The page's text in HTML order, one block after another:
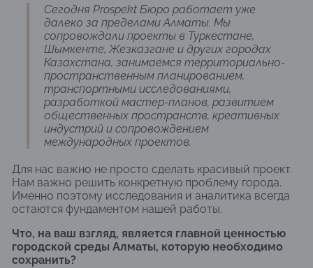
Сегодня Prospekt Бюро работает уже
далеко за пределами Алматы. Мы
сопровождали проекты в Туркестане,
Шымкенте, Жезказгане и других городах
Казахстана, занимаемся территориально-
пространственным планированием,
транспортными исследованиями,
разработкой мастер-планов, развитием
общественных пространств, креативных
индустрий и сопровождением
международных проектов.
Для нас важно не просто сделать красивый проект.
Нам важно решить конкретную проблему города.
Именно поэтому исследования и аналитика всегда
остаются фундаментом нашей работы.
Что, на ваш взгляд, является главной ценностью
городской среды Алматы, которую необходимо
сохранить?